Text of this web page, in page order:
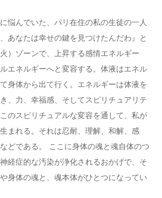
悩んでいた、パリ在住の私の生徒の一人
あなたは幸せの鍵を見つけたんだわ』と
）ゾーンで、上昇する感情エネルギー
エネルギーへと変容する。体液はエネル
身体から出て行く。エネルギーは体液を
、力、幸福感、そしてスピリチュアリテ
のスピリチュアルな変容を通して、私が
まれる。それは忍耐、理解、和解、感
どである。 ここに身体の魂と魂自体のつ
経症的な汚染が浄化されるおかげで、そ
身体の魂と、魂本体がひとつになってい